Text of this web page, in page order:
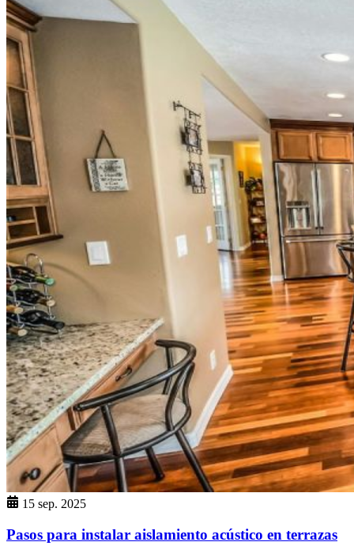
15 sep. 2025
Pasos para instalar aislamiento acústico en terrazas